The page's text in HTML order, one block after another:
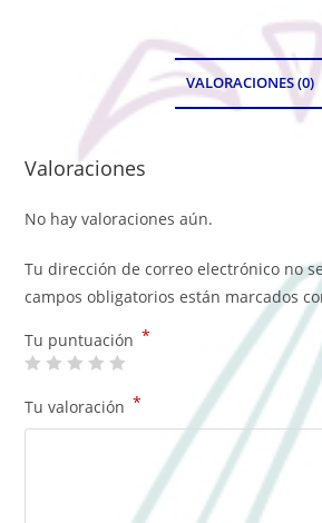
VALORACIONES (0)
Valoraciones
No hay valoraciones aún.
Tu dirección de correo electrónico no
campos obligatorios están marcados
Tu puntuación *
Tu valoración *